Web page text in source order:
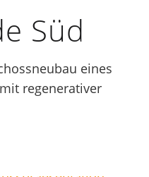
Süd
eines
regenerativer